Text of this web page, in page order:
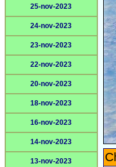
25-nov-2023
24-nov-2023
23-nov-2023
22-nov-2023
20-nov-2023
18-nov-2023
16-nov-2023
14-nov-2023
13-nov-2023